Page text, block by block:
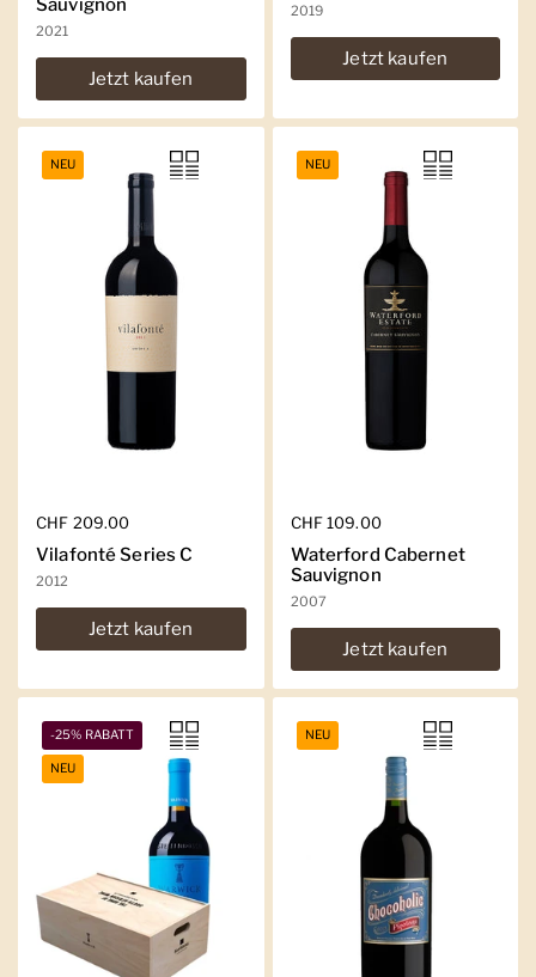
Sauvignon
2021
Jetzt kaufen
2019
Jetzt kaufen
Regulärer Preis
CHF 209.00
Vilafonté Series C
2012
Jetzt kaufen
NEU
Regulärer Preis
CHF 109.00
Waterford Cabernet
Sauvignon
2007
Jetzt kaufen
NEU
-25% RABATT
NEU
NEU